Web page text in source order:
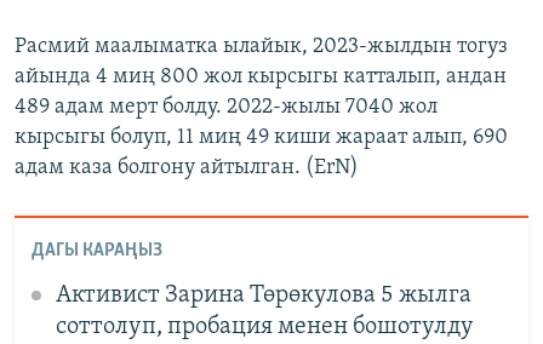
Расмий маалыматка ылайык, 2023-жылдын тогуз
айында 4 миң 800 жол кырсыгы катталып, андан
489 адам мерт болду. 2022-жылы 7040 жол
кырсыгы болуп, 11 миң 49 киши жараат алып, 690
адам каза болгону айтылган. (ErN)
ДАГЫ КАРАҢЫЗ
Активист Зарина Төрөкулова 5 жылга
соттолуп, пробация менен бошотулду